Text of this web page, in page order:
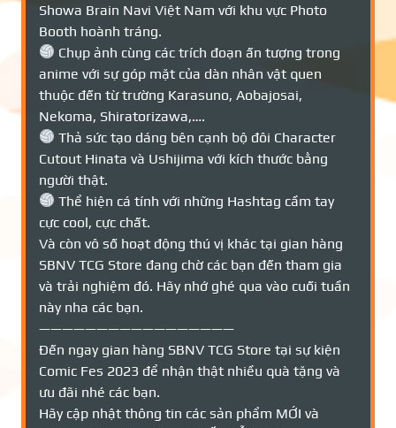
Showa Brain Navi Việt Nam với khu vực Photo
Booth hoành tráng.
Chụp ảnh cùng các trích đoạn ấn tượng trong
anime với sự góp mặt của dàn nhân vật quen
thuộc đến từ trường Karasuno, Aobajosai,
Nekoma, Shiratorizawa,….
Thả sức tạo dáng bên cạnh bộ đôi Character
Cutout Hinata và Ushijima với kích thước bằng
người thật.
Thể hiện cá tính với những Hashtag cầm tay
cực cool, cực chất.
Và còn vô số hoạt động thú vị khác tại gian hàng
SBNV TCG Store đang chờ các bạn đến tham gia
và trải nghiệm đó. Hãy nhớ ghé qua vào cuối tuần
này nha các bạn.
—————————————————
Đến ngay gian hàng SBNV TCG Store tại sự kiện
Comic Fes 2023 để nhận thật nhiều quà tặng và
ưu đãi nhé các bạn.
Hãy cập nhật thông tin các sản phẩm MỚI và